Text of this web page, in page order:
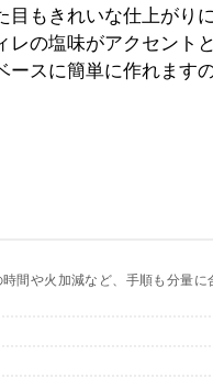
目もきれいな仕上がり
レの塩味がアクセント
スに簡単に作れます
間や火加減など、手順も分量に